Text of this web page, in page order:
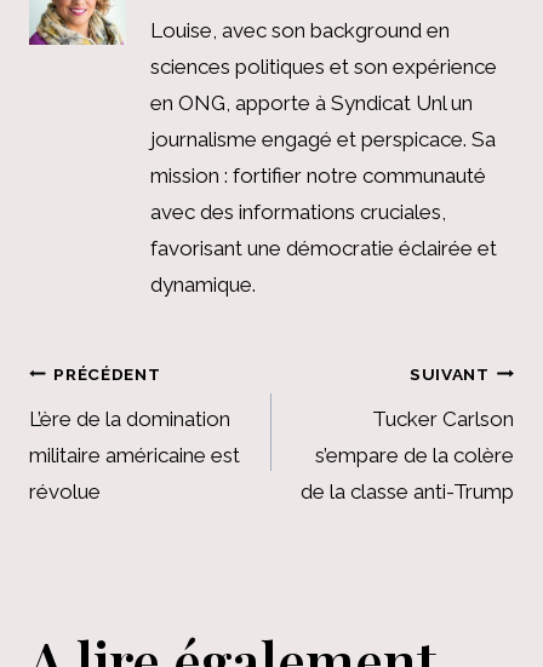
Louise, avec son background en
sciences politiques et son expérience
en ONG, apporte à Syndicat Unl un
journalisme engagé et perspicace. Sa
mission : fortifier notre communauté
avec des informations cruciales,
favorisant une démocratie éclairée et
dynamique.
Navigation
de
l’article
PRÉCÉDENT
L’ère de la domination
militaire américaine est
révolue
SUIVANT
Tucker Carlson
s’empare de la colère
de la classe anti-Trump